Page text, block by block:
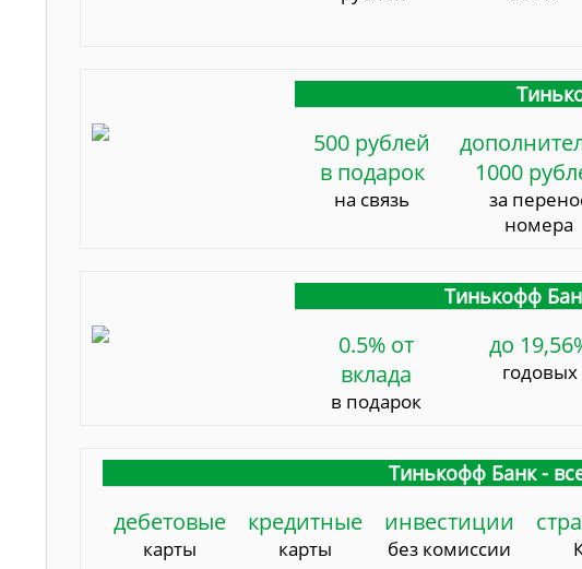
500 рублей
в подарок
на связь
1000
за
номера
Тинькофф
0.5% от
вклада
в подарок
до
годовых
Тинькофф Банк -
дебетовые
карты
кредитные
карты
инвестиции
без комиссии